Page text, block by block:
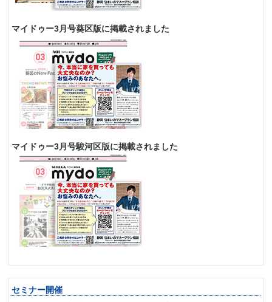
マイドゥー3月号葵区版に掲載されました
マイドゥー3月号駿河区版に掲載されました
セミナー開催